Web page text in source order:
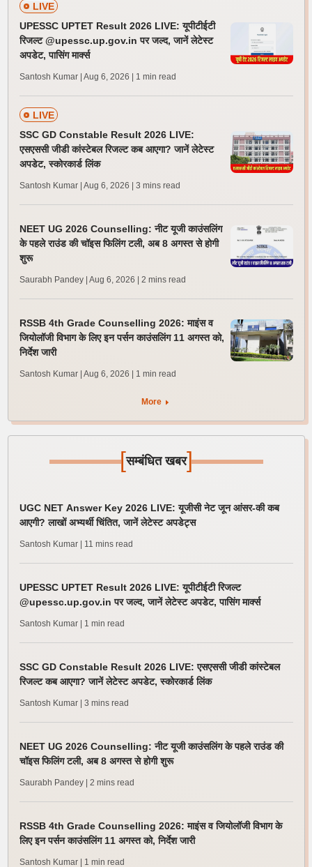
LIVE
UPESSC UPTET Result 2026 LIVE: यूपीटीईटी
रिजल्ट @upessc.up.gov.in पर जल्द, जानें लेटेस्ट
अपडेट, पासिंग मार्क्स
Santosh Kumar | Aug 6, 2026 | 1 min read
LIVE
SSC GD Constable Result 2026 LIVE:
एसएससी जीडी कांस्टेबल रिजल्ट कब आएगा? जानें लेटेस्ट
अपडेट, स्कोरकार्ड लिंक
Santosh Kumar | Aug 6, 2026 | 3 mins read
NEET UG 2026 Counselling: नीट यूजी काउंसलिंग
के पहले राउंड की चॉइस फिलिंग टली, अब 8 अगस्त से होगी
शुरू
Saurabh Pandey | Aug 6, 2026 | 2 mins read
RSSB 4th Grade Counselling 2026: माइंस व
जियोलॉजी विभाग के लिए इन पर्सन काउंसलिंग 11 अगस्त को,
निर्देश जारी
Santosh Kumar | Aug 6, 2026 | 1 min read
More
[सम्बंधित खबर]
UGC NET Answer Key 2026 LIVE: यूजीसी नेट जून आंसर-की कब
आएगी? लाखों अभ्यर्थी चिंतित, जानें लेटेस्ट अपडेट्स
Santosh Kumar | 11 mins read
UPESSC UPTET Result 2026 LIVE: यूपीटीईटी रिजल्ट
@upessc.up.gov.in पर जल्द, जानें लेटेस्ट अपडेट, पासिंग मार्क्स
Santosh Kumar | 1 min read
SSC GD Constable Result 2026 LIVE: एसएससी जीडी कांस्टेबल
रिजल्ट कब आएगा? जानें लेटेस्ट अपडेट, स्कोरकार्ड लिंक
Santosh Kumar | 3 mins read
NEET UG 2026 Counselling: नीट यूजी काउंसलिंग के पहले राउंड की
चॉइस फिलिंग टली, अब 8 अगस्त से होगी शुरू
Saurabh Pandey | 2 mins read
RSSB 4th Grade Counselling 2026: माइंस व जियोलॉजी विभाग के
लिए इन पर्सन काउंसलिंग 11 अगस्त को, निर्देश जारी
Santosh Kumar | 1 min read